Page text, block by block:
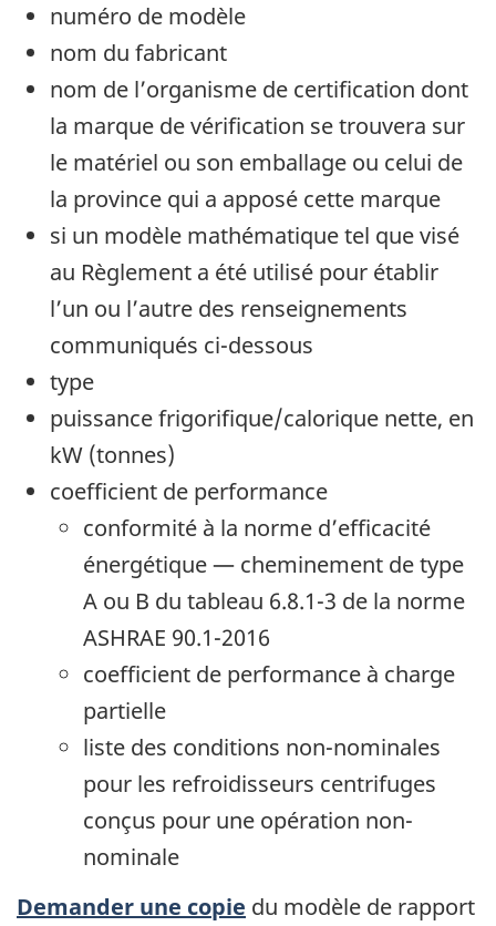
numéro de modèle
nom du fabricant
nom de l’organisme de certification dont
la marque de vérification se trouvera sur
le matériel ou son emballage ou celui de
la province qui a apposé cette marque
si un modèle mathématique tel que visé
au Règlement a été utilisé pour établir
l’un ou l’autre des renseignements
communiqués ci-dessous
type
puissance frigorifique/calorique nette, en
kW (tonnes)
coefficient de performance
conformité à la norme d’efficacité
énergétique — cheminement de type
A ou B du tableau 6.8.1-3 de la norme
ASHRAE 90.1-2016
coefficient de performance à charge
partielle
liste des conditions non-nominales
pour les refroidisseurs centrifuges
conçus pour une opération non-
nominale
Demander une copie du modèle de rapport